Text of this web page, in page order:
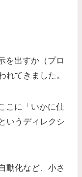
を出すか（プロ
れてきました。
こに「いかに仕
いうディレクシ
動化など、小さ